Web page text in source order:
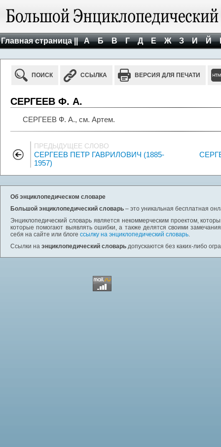
Главная страница || А Б В Г Д Е Ж З И Й
ПОИСК ССЫЛКА ВЕРСИЯ ДЛЯ ПЕЧАТИ
СЕРГЕЕВ Ф. А.
СЕРГЕЕВ Ф. А., см. Артем.
ПРЕДЫДУЩЕЕ СЛОВО
СЕРГЕЕВ ПЕТР ГАВРИЛОВИЧ (1885-
1957)
Об энциклопедическом словаре
Большой энциклопедический словарь – это уникальная бесплатная
Энциклопедический словарь является некоммерческим проектом,
которые помогают выявлять ошибки, а также делятся своими
себя на сайте или блоге ссылку на энциклопедический словарь.
Ссылки на энциклопедический словарь допускаются без каких-либо